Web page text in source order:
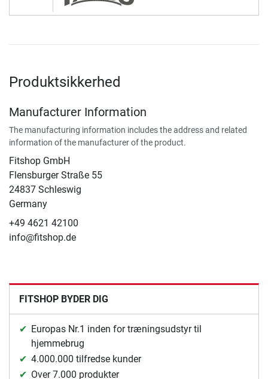
Produktsikkerhed
Manufacturer Information
The manufacturing information includes the address and related
information of the manufacturer of the product.
Fitshop GmbH
Flensburger Straße 55
24837 Schleswig
Germany
+49 4621 42100
info@fitshop.de
FITSHOP BYDER DIG
Europas Nr.1 inden for træningsudstyr til
hjemmebrug
4.000.000 tilfredse kunder
Over 7.000 produkter